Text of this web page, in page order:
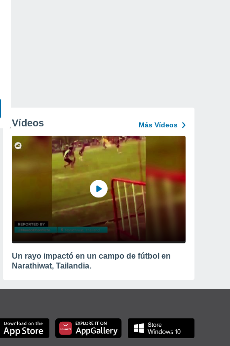
Vídeos Más Vídeos
Un rayo impactó en un campo de fútbol en
Narathiwat, Tailandia.